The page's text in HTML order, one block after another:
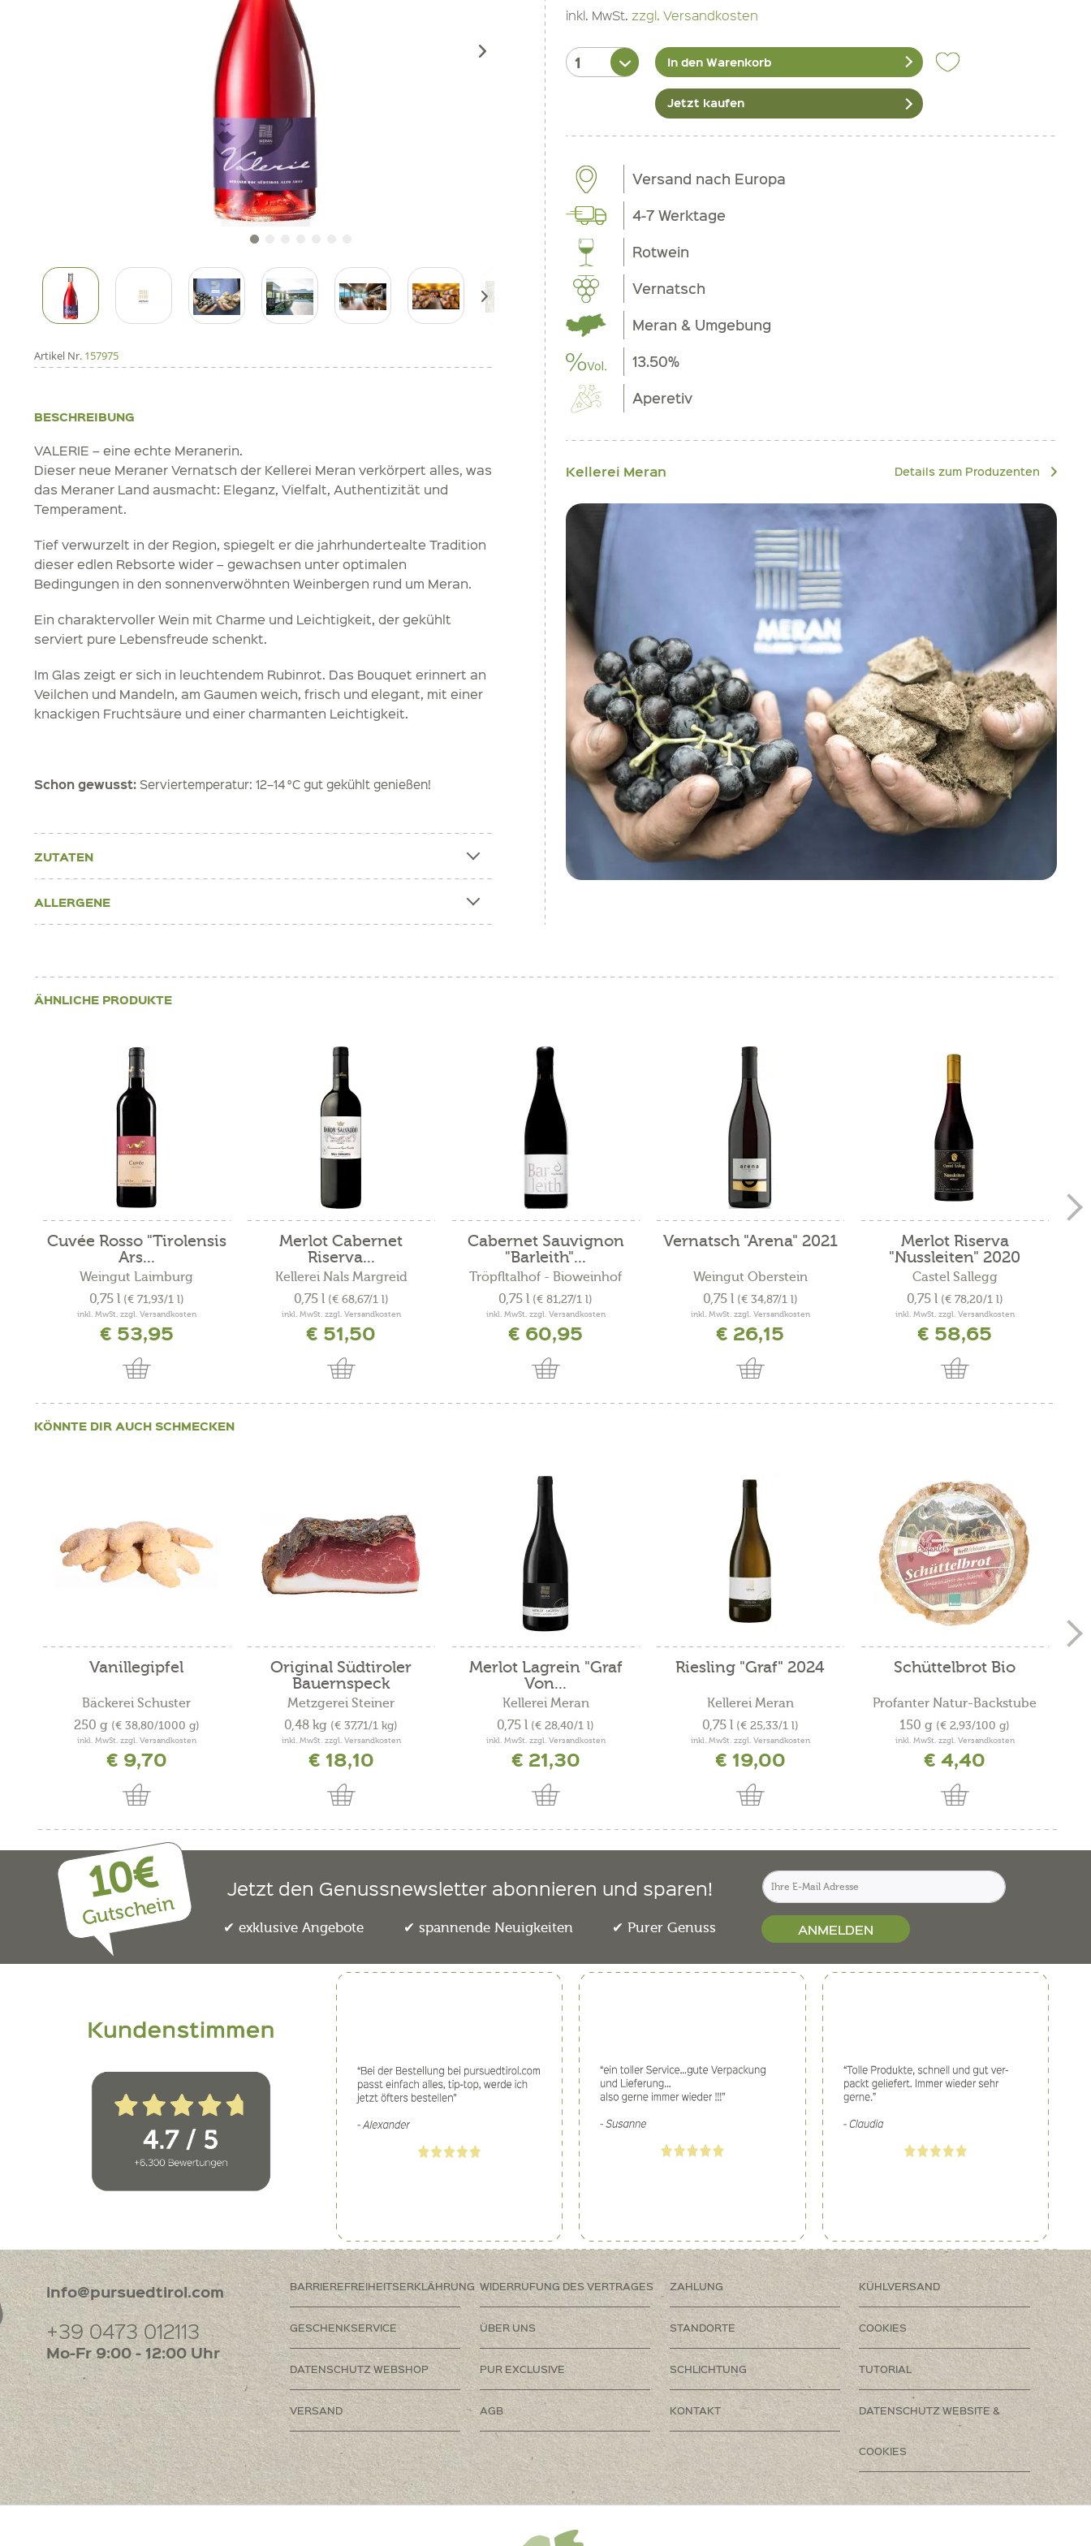
Artikel Nr. 157975
BESCHREIBUNG
VALERIE – eine echte Meranerin.
Dieser neue Meraner Vernatsch der Kellerei Meran verkörpert alles, was
das Meraner Land ausmacht: Eleganz, Vielfalt, Authentizität und
Temperament.
Tief verwurzelt in der Region, spiegelt er die jahrhundertealte Tradition
dieser edlen Rebsorte wider – gewachsen unter optimalen
Bedingungen in den sonnenverwöhnten Weinbergen rund um Meran.
Ein charaktervoller Wein mit Charme und Leichtigkeit, der gekühlt
serviert pure Lebensfreude schenkt.
Im Glas zeigt er sich in leuchtendem Rubinrot. Das Bouquet erinnert an
Veilchen und Mandeln, am Gaumen weich, frisch und elegant, mit einer
knackigen Fruchtsäure und einer charmanten Leichtigkeit.
Schon gewusst: Serviertemperatur: 12–14 °C gut gekühlt genießen!
ZUTATEN
ALLERGENE
inkl. MwSt. zzgl. Versandkosten
In den Warenkorb
Jetzt kaufen
Versand nach Europa
4-7 Werktage
Rotwein
Vernatsch
Meran & Umgebung
13.50%
Aperetiv
Kellerei Meran Details zum Produzenten
ÄHNLICHE PRODUKTE
Cuvée Rosso "Tirolensis
Ars...
Weingut Laimburg
0,75 l (€ 71,93/1 l)
inkl. MwSt. zzgl. Versandkosten
€ 53,95
Merlot Cabernet
Riserva...
Kellerei Nals Margreid
0,75 l (€ 68,67/1 l)
inkl. MwSt. zzgl. Versandkosten
€ 51,50
Cabernet Sauvignon
"Barleith"...
Tröpfltalhof - Bioweinhof
0,75 l (€ 81,27/1 l)
inkl. MwSt. zzgl. Versandkosten
€ 60,95
Vernatsch "Arena" 2021
Weingut Oberstein
0,75 l (€ 34,87/1 l)
inkl. MwSt. zzgl. Versandkosten
€ 26,15
Merlot Riserva
"Nussleiten" 2020
Castel Sallegg
0,75 l (€ 78,20/1 l)
inkl. MwSt. zzgl. Versandkosten
€ 58,65
KÖNNTE DIR AUCH SCHMECKEN
Vanillegipfel
Bäckerei Schuster
250 g (€ 38,80/1000 g)
inkl. MwSt. zzgl. Versandkosten
€ 9,70
Original Südtiroler
Bauernspeck
Metzgerei Steiner
0,48 kg (€ 37,71/1 kg)
inkl. MwSt. zzgl. Versandkosten
€ 18,10
Merlot Lagrein "Graf
Von...
Kellerei Meran
0,75 l (€ 28,40/1 l)
inkl. MwSt. zzgl. Versandkosten
€ 21,30
Riesling "Graf" 2024
Kellerei Meran
0,75 l (€ 25,33/1 l)
inkl. MwSt. zzgl. Versandkosten
€ 19,00
Schüttelbrot Bio
Profanter Natur-Backstube
150 g (€ 2,93/100 g)
inkl. MwSt. zzgl. Versandkosten
€ 4,40
10€
Gutschein
Jetzt den Genussnewsletter abonnieren und sparen!
exklusive Angebote spannende Neuigkeiten Purer Genuss ANMELDEN
info@pursuedtirol.com
+39 0473 012113
Mo-Fr 9:00 - 12:00 Uhr
BARRIEREFREIHEITSERKLÄHRUNG WIDERRUFUNG DES VERTRAGES ZAHLUNG KÜHLVERSAND
GESCHENKSERVICE ÜBER UNS STANDORTE COOKIES
DATENSCHUTZ WEBSHOP PUR EXCLUSIVE SCHLICHTUNG TUTORIAL
VERSAND AGB KONTAKT DATENSCHUTZ WEBSITE &
COOKIES